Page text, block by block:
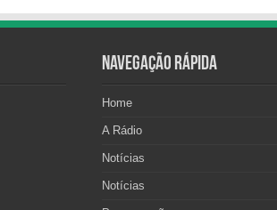
Navegação Rápida
Home
A Rádio
Notícias
Notícias